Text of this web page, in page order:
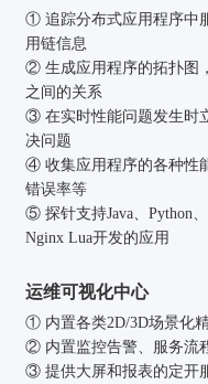
① 追踪分布式应用程序中
用链信息
② 生成应用程序的拓扑图
之间的关系
③ 在实时性能问题发生时
决问题
④ 收集应用程序的各种性
错误率等
⑤ 探针支持Java、Python、
Nginx Lua开发的应用
运维可视化中心
① 内置各类2D/3D场景化
② 内置监控告警、服务流
③ 提供大屏和报表的定开